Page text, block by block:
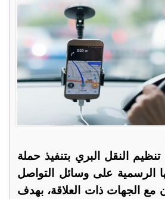
النقل البري بتنفيذ حملة
الرسمية على وسائل التواصل
مع الجهات ذات العلاقة، بهدف